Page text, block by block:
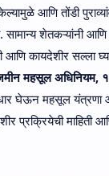
आणि तोंडी
शेतकऱ्यांनी
आणि कायदेशीर सल्ला
जमीन महसूल अधिनियम,
घेऊन महसूल यंत्रणा
प्रक्रियेची माहिती